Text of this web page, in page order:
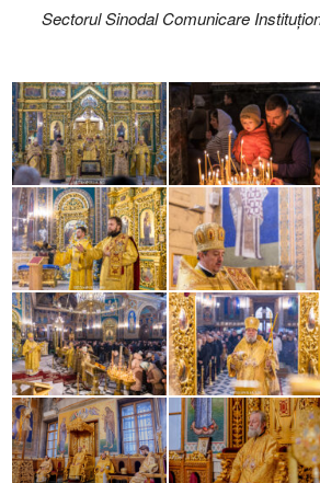
Sectorul Sinodal Comunicare